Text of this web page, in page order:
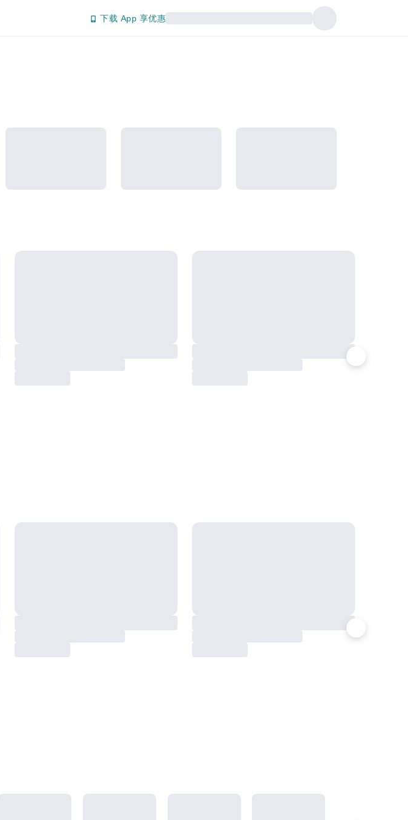
下载 App 享优惠